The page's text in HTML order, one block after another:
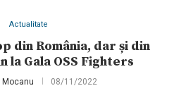
Actualitate
din România, dar și din
la Gala OSS Fighters
Mocanu 08/11/2022